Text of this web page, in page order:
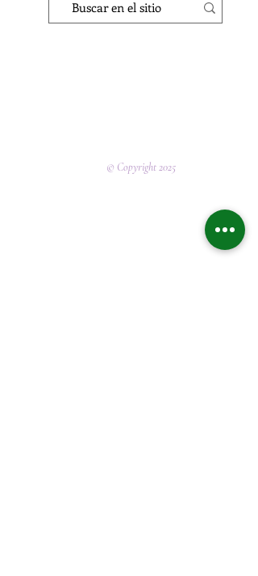
© Copyright 2025